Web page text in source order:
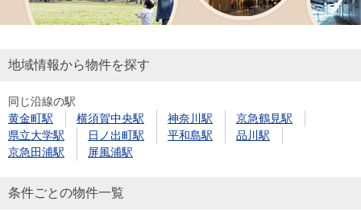
を
す
購入向け
サービス
住宅ロー
ンシミュ
住まい1プ
ラス（お
売却向け
周辺相場
住まい1プ
住まいと
暮らしの
（電子ブ
売却ガイ
ド
地域情報から物件を探す
同じ沿線の駅
黄金町駅
横須賀中央駅 神奈川駅
京急鶴見駅
県立大学駅
日ノ出町駅 平和島駅
品川駅
京急田浦駅
屏風浦駅
条件ごとの物件一覧